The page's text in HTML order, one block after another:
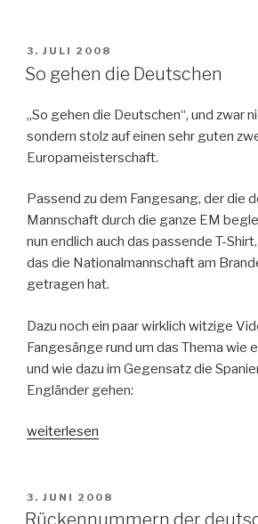
VERÖFFENTLICHT
AM
3. JULI 2008
So gehen die Deutschen
„So gehen die Deutschen“, und zwar
sondern stolz auf einen sehr guten
Europameisterschaft.
Passend zu dem Fangesang, der die
Mannschaft durch die ganze EM
nun endlich auch das passende T-
das die Nationalmannschaft am
getragen hat.
Dazu noch ein paar wirklich witzige
Fangesänge rund um das Thema wie
und wie dazu im Gegensatz die
Engländer gehen:
„So
Deutschen“
weiterlesen
VERÖFFENTLICHT
AM
3. JUNI 2008